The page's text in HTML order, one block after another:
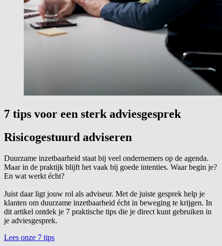
7 tips voor een sterk adviesgesprek
Risicogestuurd adviseren
Duurzame inzetbaarheid staat bij veel ondernemers op de agenda.
Maar in de praktijk blijft het vaak bij goede intenties. Waar begin je?
En wat werkt écht?
Juist daar ligt jouw rol als adviseur. Met de juiste gesprek help je
klanten om duurzame inzetbaarheid écht in beweging te krijgen. In
dit artikel ontdek je 7 praktische tips die je direct kunt gebruiken in
je adviesgesprek.
Lees onze 7 tips